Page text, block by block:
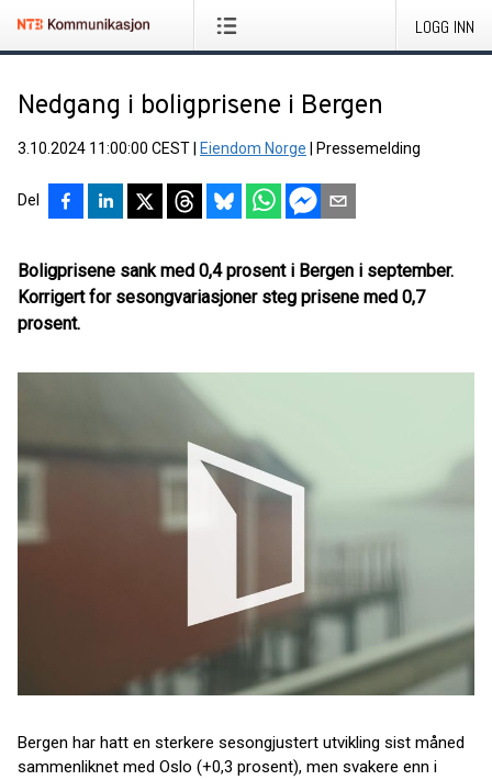
LOGG INN
Nedgang i boligprisene i Bergen
3.10.2024 11:00:00 CEST Eiendom Norge Pressemelding
Del
Boligprisene sank med 0,4 prosent i Bergen i september.
Korrigert for sesongvariasjoner steg prisene med 0,7
prosent.
Bergen har hatt en sterkere sesongjustert utvikling sist måned
sammenliknet med Oslo (+0,3 prosent), men svakere enn i